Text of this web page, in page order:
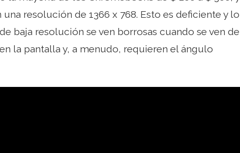
resolución de 1366 x 768. Esto es deficiente y lo
baja resolución se ven borrosas cuando se ven de
la pantalla y, a menudo, requieren el ángulo